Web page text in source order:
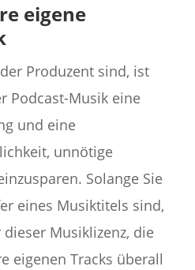
eigene
Produzent sind, ist
Podcast-Musik eine
und eine
unnötige
Solange Sie
eines Musiktitels sind,
Musiklizenz, die
eigenen Tracks überall